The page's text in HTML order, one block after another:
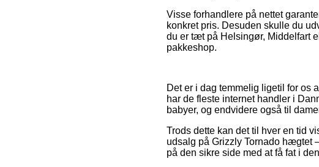
Visse forhandlere på nettet
konkret pris. Desuden skulle du
du er tæt på Helsingør, Middelfart
pakkeshop.
Det er i dag temmelig ligetil for os
har de fleste internet handler i
babyer, og endvidere også til
Trods dette kan det til hver en tid
udsalg på Grizzly Tornado hægtet
på den sikre side med at få fat i